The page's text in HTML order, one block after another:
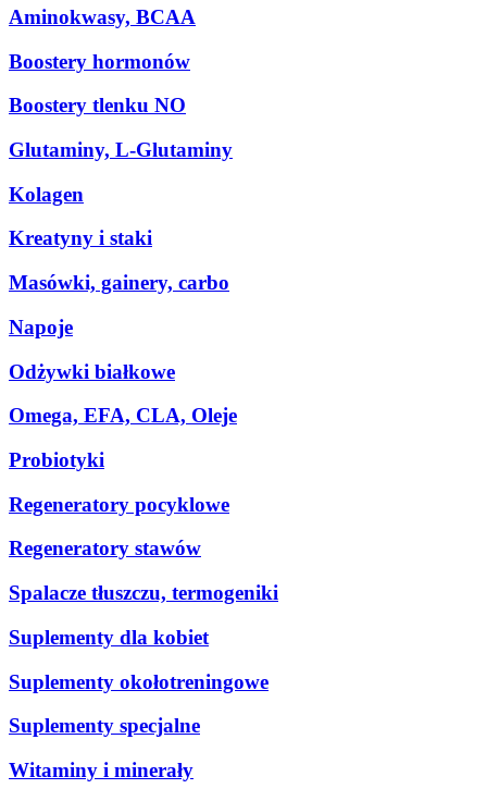
Aminokwasy, BCAA
Boostery hormonów
Boostery tlenku NO
Glutaminy, L-Glutaminy
Kolagen
Kreatyny i staki
Masówki, gainery, carbo
Napoje
Odżywki białkowe
Omega, EFA, CLA, Oleje
Probiotyki
Regeneratory pocyklowe
Regeneratory stawów
Spalacze tłuszczu, termogeniki
Suplementy dla kobiet
Suplementy okołotreningowe
Suplementy specjalne
Witaminy i minerały